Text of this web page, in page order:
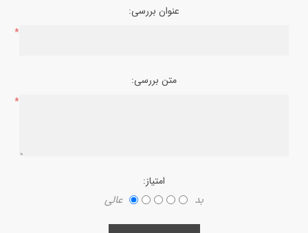
عنوان بررسی:
*
متن بررسی:
*
امتیاز:
بد عالی